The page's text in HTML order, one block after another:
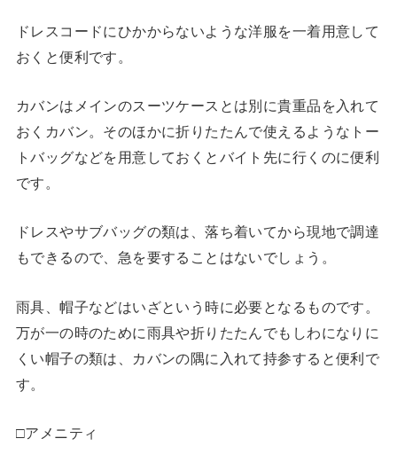
ドレスコードにひかからないような洋服を一着用意して
おくと便利です。
カバンはメインのスーツケースとは別に貴重品を入れて
おくカバン。そのほかに折りたたんで使えるようなトー
トバッグなどを用意しておくとバイト先に行くのに便利
です。
ドレスやサブバッグの類は、落ち着いてから現地で調達
もできるので、急を要することはないでしょう。
雨具、帽子などはいざという時に必要となるものです。
万が一の時のために雨具や折りたたんでもしわになりに
くい帽子の類は、カバンの隅に入れて持参すると便利で
す。
□アメニティ